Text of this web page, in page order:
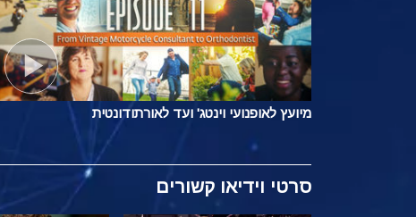
מיועץ לאופנועי וינטג' ועד לאורתודונטית
סרטי וידיאו קשורים